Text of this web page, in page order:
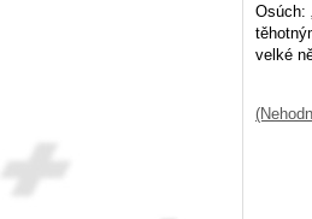
Osúch:
velké